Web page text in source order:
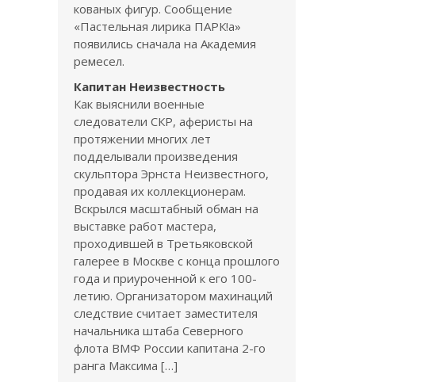
кованых фигур. Сообщение
«Пастельная лирика ПАРК!а»
появились сначала на Академия
ремесел.
Капитан Неизвестность
Как выяснили военные
следователи СКР, аферисты на
протяжении многих лет
подделывали произведения
скульптора Эрнста Неизвестного,
продавая их коллекционерам.
Вскрылся масштабный обман на
выставке работ мастера,
проходившей в Третьяковской
галерее в Москве с конца прошлого
года и приуроченной к его 100-
летию. Организатором махинаций
следствие считает заместителя
начальника штаба Северного
флота ВМФ России капитана 2-го
ранга Максима […]